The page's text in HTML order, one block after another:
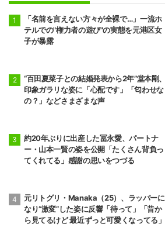
「名前を言えない方々が全裸で…」一流ホ
テルでの"権力者の遊び"の実態を元港区女
子が暴露
“百田夏菜子との結婚発表から2年”堂本剛、
印象ガラリな姿に「心配です」「匂わせな
の？」などさまざまな声
約20年ぶりに出産した冨永愛、パートナ
ー・山本一賢の姿を公開「たくさん背負っ
てくれてる」感謝の思いをつづる
元リトグリ・Manaka（25）、ラッパーに
なり“激変”した姿に反響「待って」「昔か
ら見てるけど 最近ずっと可愛くなってる」